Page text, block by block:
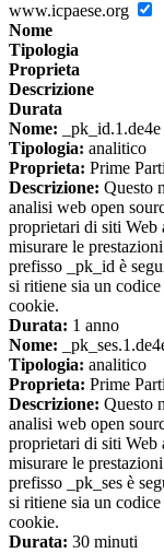
www.icpaese.org
Nome
Tipologia
Proprieta
Descrizione
Durata
Nome: _pk_id.1.de4e
Tipologia: analitico
Proprieta: Prime Parti
Descrizione: Questo
analisi web open
proprietari di siti Web
misurare le
prefisso _pk_id è
si ritiene sia un
cookie.
Durata: 1 anno
Nome:
Tipologia: analitico
Proprieta: Prime Parti
Descrizione: Questo
analisi web open
proprietari di siti Web
misurare le
prefisso _pk_ses è
si ritiene sia un
cookie.
Durata: 30 minuti